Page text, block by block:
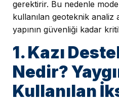
gerektirir. Bu nedenle
kullanılan geoteknik analiz
yapının güvenliği kadar
1. Kazı
Nedir?
Kullanılan